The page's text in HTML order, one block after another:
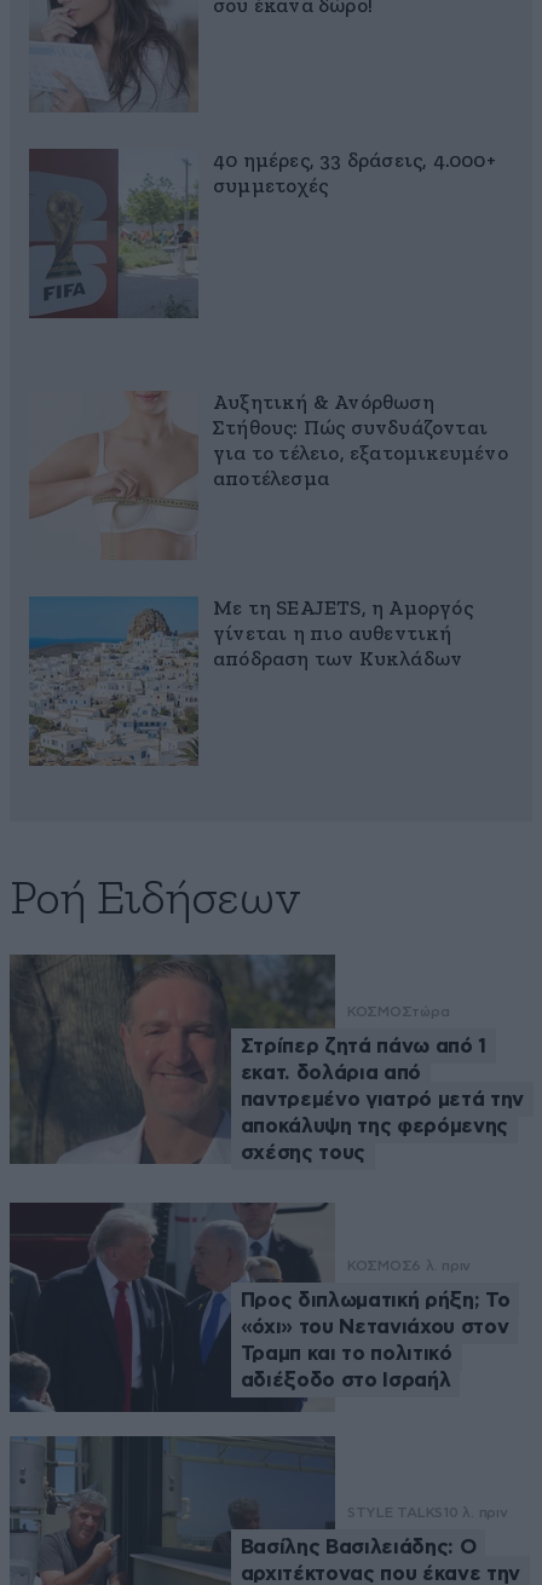
σου έκανα δώρο!
40 ημέρες, 33 δράσεις, 4.000+
συμμετοχές
Αυξητική & Ανόρθωση
Στήθους: Πώς συνδυάζονται
για το τέλειο, εξατομικευμένο
αποτέλεσμα
Με τη SEAJETS, η Αμοργός
γίνεται η πιο αυθεντική
απόδραση των Κυκλάδων
Ροή Ειδήσεων
ΚΟΣΜΟΣτώρα
Στρίπερ ζητά πάνω από 1
εκατ. δολάρια από
παντρεμένο γιατρό μετά την
αποκάλυψη της φερόμενης
σχέσης τους
ΚΟΣΜΟΣ6 λ. πριν
Προς διπλωματική ρήξη; Το
«όχι» του Νετανιάχου στον
Τραμπ και το πολιτικό
αδιέξοδο στο Ισραήλ
STYLE TALKS 10 λ. πριν
Βασίλης Βασιλειάδης: Ο
αρχιτέκτονας που έκανε την